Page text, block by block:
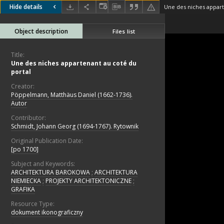
Hide details Une des niches
Object description Files list
Title:
Une des niches appartenant au coté du
portal
Creator:
Pöppelmann, Matthäus Daniel (1662-1736).
Autor
Contributor:
Schmidt, Johann Georg (1694-1767). Rytownik
Original Publication Date:
[po 1700]
Subject and Keywords:
ARCHITEKTURA BAROKOWA ; ARCHITEKTURA
NIEMIECKA ; PROJEKTY ARCHITEKTONICZNE ;
GRAFIKA
Resource Type:
dokument ikonograficzny